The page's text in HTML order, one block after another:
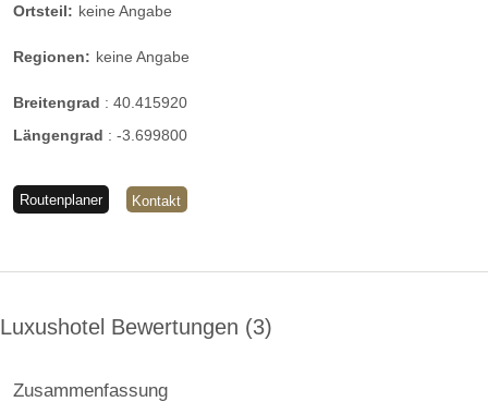
Ortsteil: keine Angabe
Regionen: keine Angabe
Breitengrad : 40.415920
Längengrad : -3.699800
Routenplaner Kontakt
Luxushotel Bewertungen 3
Zusammenfassung